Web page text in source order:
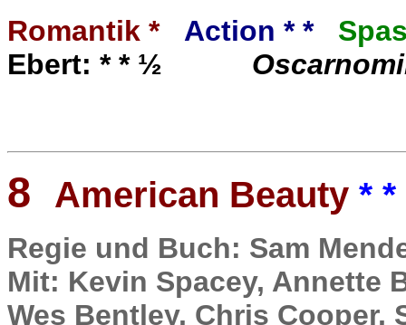
Romantik * Action * *
Ebert: * * ½
8 American Beauty * *
Regie und Buch: Sam
Mit: Kevin Spacey, Annette
Wes Bentley, Chris